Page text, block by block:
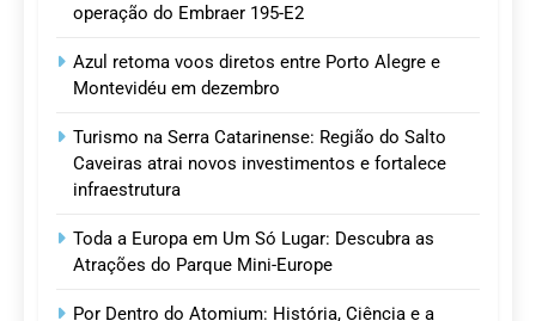
operação do Embraer 195-E2
Azul retoma voos diretos entre Porto Alegre e
Montevidéu em dezembro
Turismo na Serra Catarinense: Região do Salto
Caveiras atrai novos investimentos e fortalece
infraestrutura
Toda a Europa em Um Só Lugar: Descubra as
Atrações do Parque Mini-Europe
Por Dentro do Atomium: História, Ciência e a